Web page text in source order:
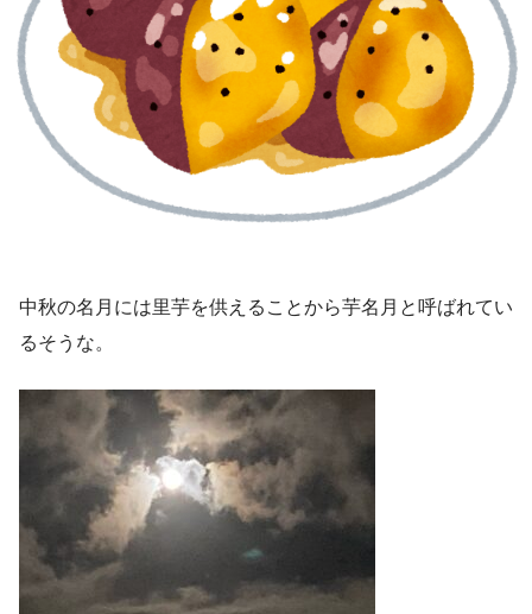
中秋の名月には里芋を供えることから芋名月と呼ばれてい
るそうな。